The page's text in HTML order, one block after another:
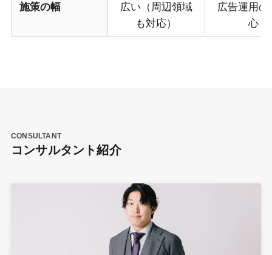
施策の幅
広い（周辺領域
も対応）
広告運用の
心
CONSULTANT
コンサルタント紹介